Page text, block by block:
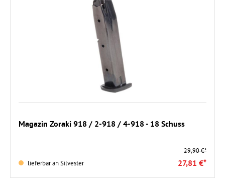
Magazin Zoraki 918 / 2-918 / 4-918 - 18 Schuss
lieferbar an Silvester
29,90 €*
27,81 €*